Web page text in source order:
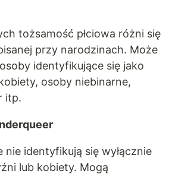
tożsamość płciowa różni się
przy narodzinach. Może
identyfikujące się jako
osoby niebinarne,
itp.
nie identyfikują się wyłącznie
lub kobiety. Mogą